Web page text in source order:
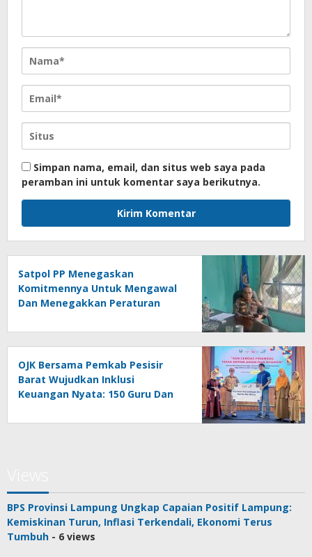
Simpan nama, email, dan situs web saya pada
peramban ini untuk komentar saya berikutnya.
Satpol PP Menegaskan
Komitmennya Untuk Mengawal
Dan Menegakkan Peraturan
OJK Bersama Pemkab Pesisir
Barat Wujudkan Inklusi
Keuangan Nyata: 150 Guru Dan
Asuransi Jiwa
BPS Provinsi Lampung Ungkap Capaian Positif Lampung:
Kemiskinan Turun, Inflasi Terkendali, Ekonomi Terus
Tumbuh - 6 views